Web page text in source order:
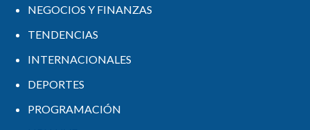
NEGOCIOS Y FINANZAS
TENDENCIAS
INTERNACIONALES
DEPORTES
PROGRAMACIÓN